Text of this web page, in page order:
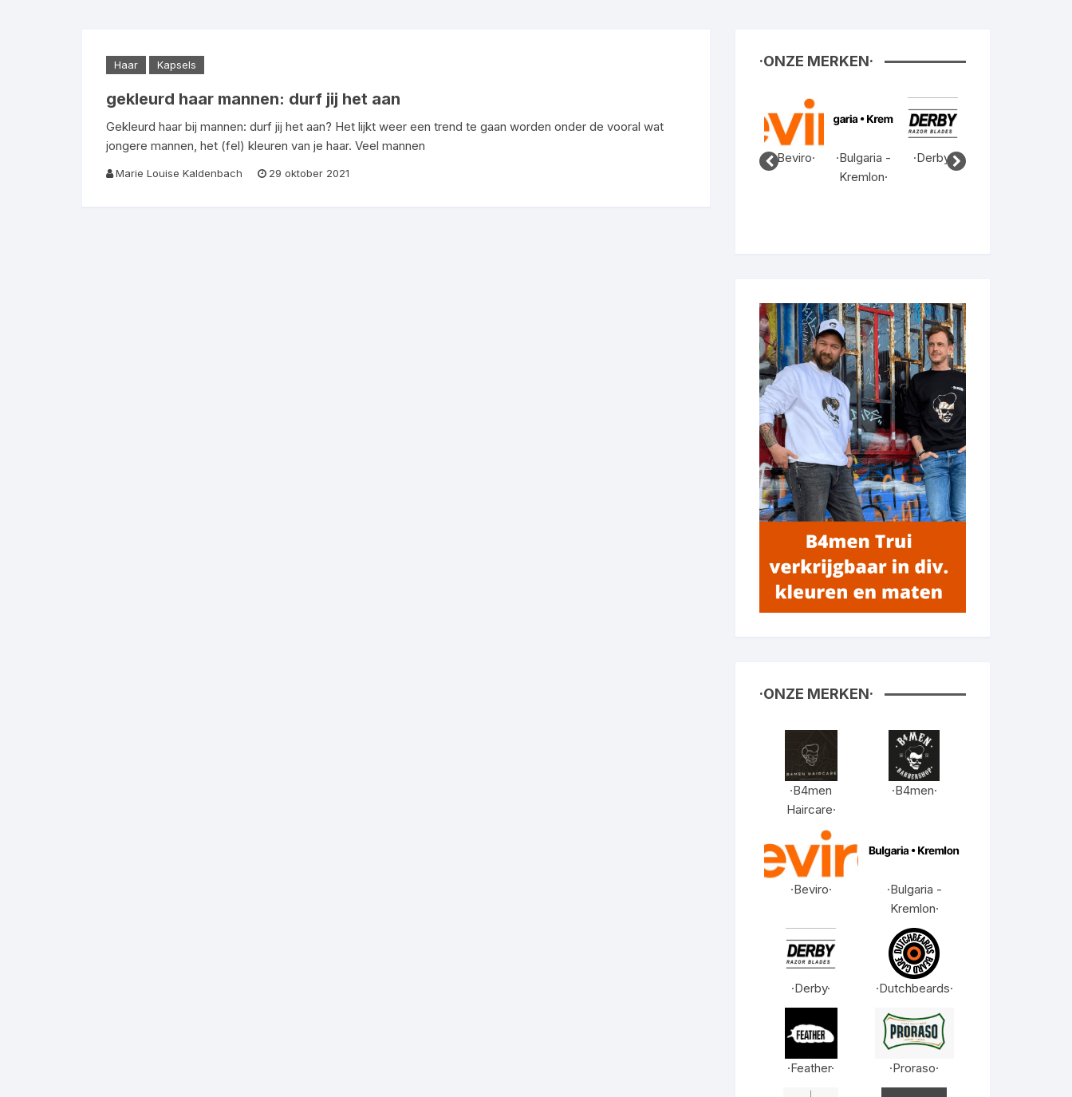
·Haartrimmer··BaardBorstel / Kammen·
Haar Kapsels
gekleurd haar mannen: durf jij het aan
Gekleurd haar bij mannen: durf jij het aan? Het lijkt weer een trend te gaan worden onder de vooral wat
jongere mannen, het (fel) kleuren van je haar. Veel mannen
Marie Louise Kaldenbach 29 oktober 2021
·ONZE MERKEN·
·Beviro·
·Bulgaria -
Kremlon·
·Derby·
·ONZE MERKEN·
·B4men
Haircare·
·B4men·
·Beviro·
·Bulgaria -
Kremlon·
·Derby· ·Dutchbeards·
·Feather· ·Proraso·